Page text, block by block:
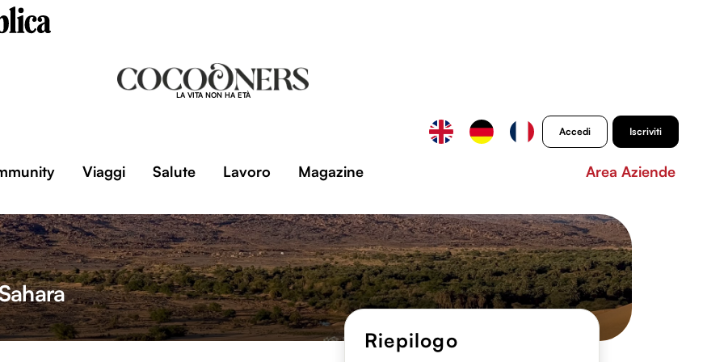
LA VITA NON HA ETÀ
Accedi Iscriviti
Viaggi Salute Lavoro Magazine Area Aziende
Riepilogo